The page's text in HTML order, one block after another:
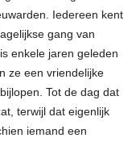
Iedereen kent
gang van
enkele jaren geleden
ze een vriendelijke
Tot de dag dat
terwijl dat eigenlijk
iemand een